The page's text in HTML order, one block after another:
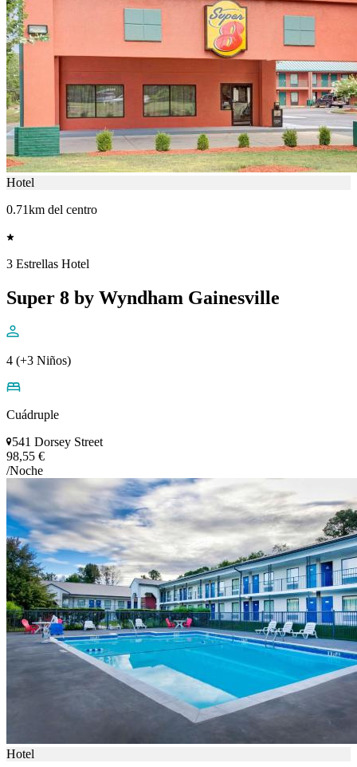
Hotel
0.71km del centro
3 Estrellas Hotel
Super 8 by Wyndham Gainesville
4 (+3 Niños)
Cuádruple
541 Dorsey Street
98,55 €
/Noche
Hotel